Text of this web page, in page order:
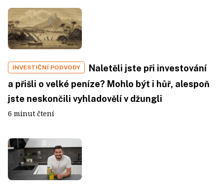
INVESTIČNÍ PODVODY
Naletěli jste při investování
a přišli o velké peníze? Mohlo být i hůř, alespoň
jste neskončili vyhladovělí v džungli
6 minut čtení